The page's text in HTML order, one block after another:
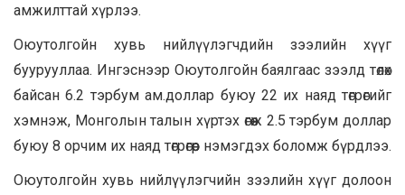
амжилттай хүрлээ.
Оюутолгойн хувь нийлүүлэгчдийн зээлийн хүүг
буурууллаа. Ингэснээр Оюутолгойн баялгаас зээлд төлөх
байсан 6.2 тэрбум ам.доллар буюу 22 их наяд төгрөгийг
хэмнэж, Монголын талын хүртэх өгөөж 2.5 тэрбум доллар
буюу 8 орчим их наяд төгрөгөөр нэмэгдэх боломж бүрдлээ.
Оюутолгойн хувь нийлүүлэгчийн зээлийн хүүг долоон